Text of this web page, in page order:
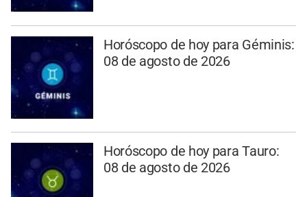
Horóscopo de hoy para Géminis:
08 de agosto de 2026
Horóscopo de hoy para Tauro:
08 de agosto de 2026